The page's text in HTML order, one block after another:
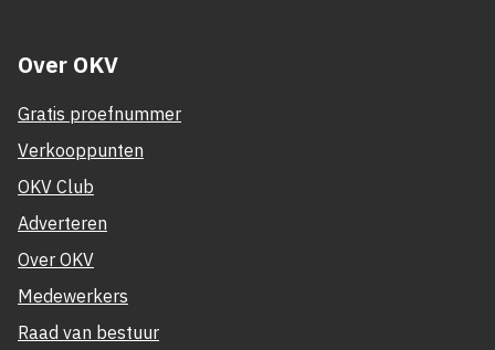
Over OKV
Gratis proefnummer
Verkooppunten
OKV Club
Adverteren
Over OKV
Medewerkers
Raad van bestuur